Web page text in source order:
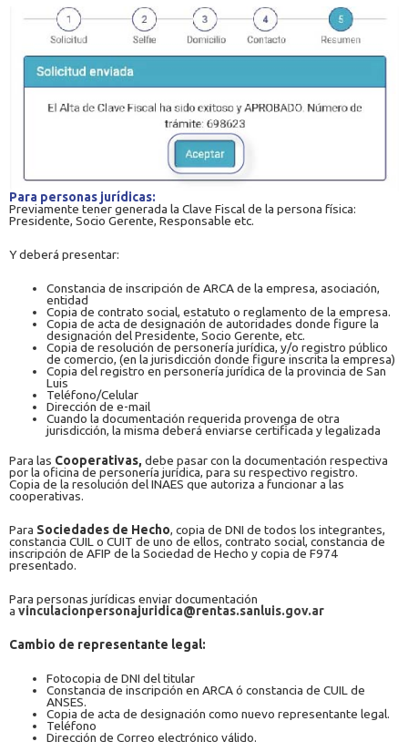
Para personas jurídicas:
Previamente tener generada la Clave Fiscal de la persona física:
Presidente, Socio Gerente, Responsable etc.
Y deberá presentar:
Constancia de inscripción de ARCA de la empresa, asociación,
entidad
Copia de contrato social, estatuto o reglamento de la empresa.
Copia de acta de designación de autoridades donde figure la
designación del Presidente, Socio Gerente, etc.
Copia de resolución de personería jurídica, y/o registro público
de comercio, (en la jurisdicción donde figure inscrita la empresa)
Copia del registro en personería jurídica de la provincia de San
Luis
Teléfono/Celular
Dirección de e-mail
Cuando la documentación requerida provenga de otra
jurisdicción, la misma deberá enviarse certificada y legalizada
Para las Cooperativas, debe pasar con la documentación respectiva
por la oficina de personería jurídica, para su respectivo registro.
Copia de la resolución del INAES que autoriza a funcionar a las
cooperativas.
Para Sociedades de Hecho, copia de DNI de todos los integrantes,
constancia CUIL o CUIT de uno de ellos, contrato social, constancia de
inscripción de AFIP de la Sociedad de Hecho y copia de F974
presentado.
Para personas jurídicas enviar documentación
a vinculacionpersonajuridica@rentas.sanluis.gov.ar
Cambio de representante legal:
Fotocopia de DNI del titular
Constancia de inscripción en ARCA ó constancia de CUIL de
ANSES.
Copia de acta de designación como nuevo representante legal.
Teléfono
Dirección de Correo electrónico válido.